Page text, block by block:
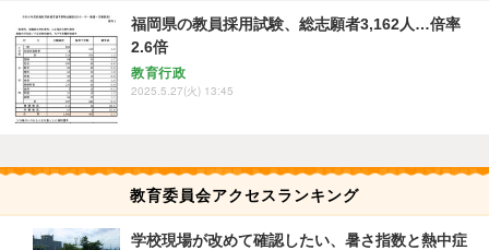
福岡県の教員採用試験、総志願者3,162人…倍率
2.6倍
教育行政
2025.5.27(火) 13:45
教育委員会アクセスランキング
学校現場が改めて確認したい、暑さ指数と熱中症